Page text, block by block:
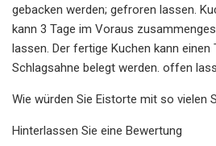
gebacken werden; gefroren lassen.
kann 3 Tage im Voraus
lassen. Der fertige Kuchen kann
Schlagsahne belegt werden. offen
Wie würden Sie Eistorte mit so vielen
Hinterlassen Sie eine Bewertung